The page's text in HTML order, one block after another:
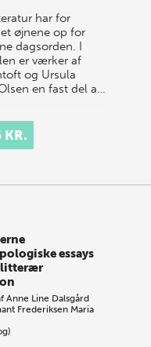
har for
øjnene op for
dagsorden. I
er værker af
og Ursula
en fast del a…
KR.
essays
Anne Line Dalsgård
Frederiksen Maria